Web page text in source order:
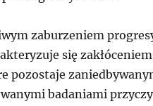
zaburzeniem
się
pozostaje
badaniami